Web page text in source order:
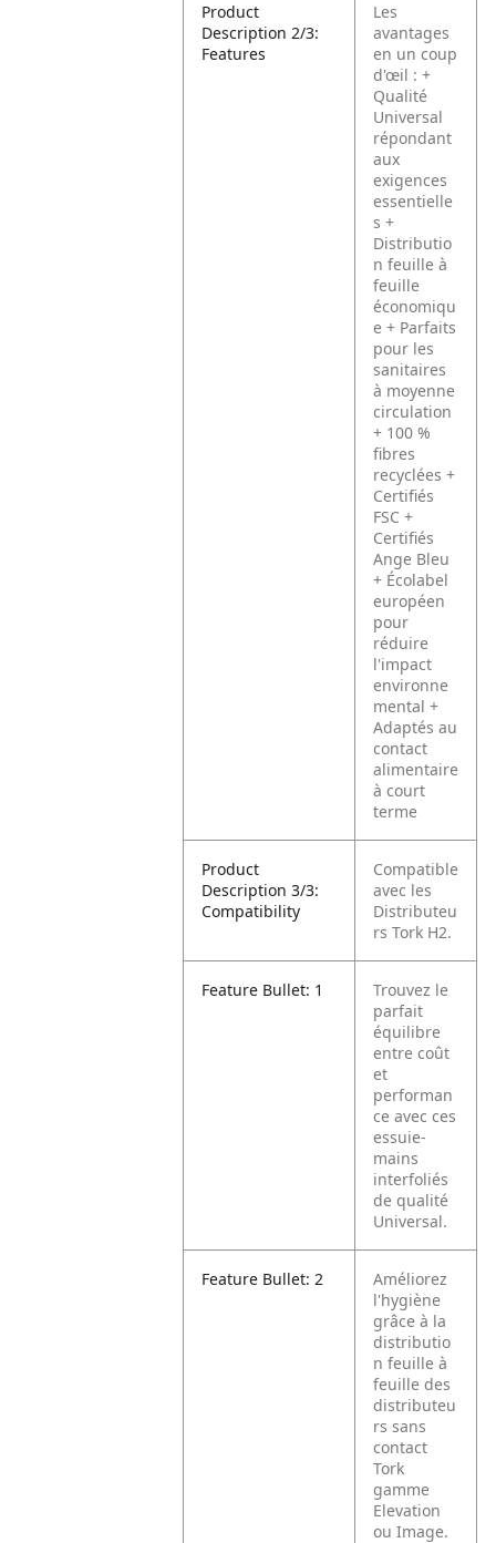
Product
Description 2/3:
Features
Les
avantages
en un coup
d'œil : +
Qualité
Universal
répondant
aux
exigences
essentielle
s +
Distributio
n feuille à
feuille
économiqu
e + Parfaits
pour les
sanitaires
à moyenne
circulation
+ 100 %
fibres
recyclées +
Certifiés
FSC +
Certifiés
Ange Bleu
+ Écolabel
européen
pour
réduire
l'impact
environne
mental +
Adaptés au
contact
alimentaire
à court
terme
Product
Description 3/3:
Compatibility
Compatible
avec les
Distributeu
rs Tork H2.
Feature Bullet: 1
Trouvez le
parfait
équilibre
entre coût
et
performan
ce avec ces
essuie-
mains
interfoliés
de qualité
Universal.
Feature Bullet: 2
Améliorez
l'hygiène
grâce à la
distributio
n feuille à
feuille des
distributeu
rs sans
contact
Tork
gamme
Elevation
ou Image.